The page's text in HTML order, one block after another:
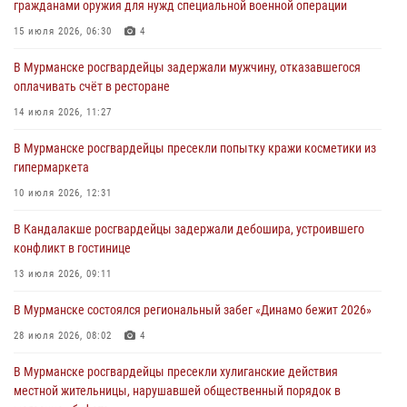
хулиганские действия дебошира на автозаправочной станции
города Кандалакши
Сотрудники Росгвардии провели инструктаж по
антитеррористической защищенности для членов избирательных
31 июля 2026, 08:48 3
Сотрудники Росгвардии задержали мужчину, не оплатившего счет в
30 июля 2026, 14:09
В Управлении Росгвардии по Мурманской области прошло пожарно-
30 июля 2026, 14:05
гражданами оружия для нужд специальной военной операции
15 июля 2026, 06:30 4
В Мурманске росгвардейцы задержали мужчину, отказавшегося
оплачивать счёт в ресторане
14 июля 2026, 11:27
В Мурманске росгвардейцы пресекли попытку кражи косметики из
гипермаркета
10 июля 2026, 12:31
В Кандалакше росгвардейцы задержали дебошира, устроившего
конфликт в гостинице
13 июля 2026, 09:11
В Мурманске состоялся региональный забег «Динамо бежит 2026»
28 июля 2026, 08:02 4
В Мурманске росгвардейцы пресекли хулиганские действия
местной жительницы, нарушавшей общественный порядок в